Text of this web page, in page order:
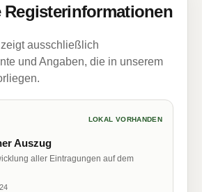
Registerinformationen
ausschließlich
und Angaben, die in unserem
LOKAL VORHANDEN
Auszug
aller Eintragungen auf dem